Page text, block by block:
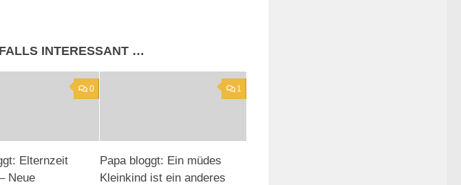
INTERESSANT …
0
Elternzeit
Neue
1
Papa bloggt: Ein müdes
Kleinkind ist ein anderes